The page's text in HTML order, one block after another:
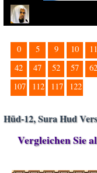
0 5 9 10 11
42
47 52 57 62
107
112 117 122
Hūd-12, Sura Hud
Vergleichen Sie